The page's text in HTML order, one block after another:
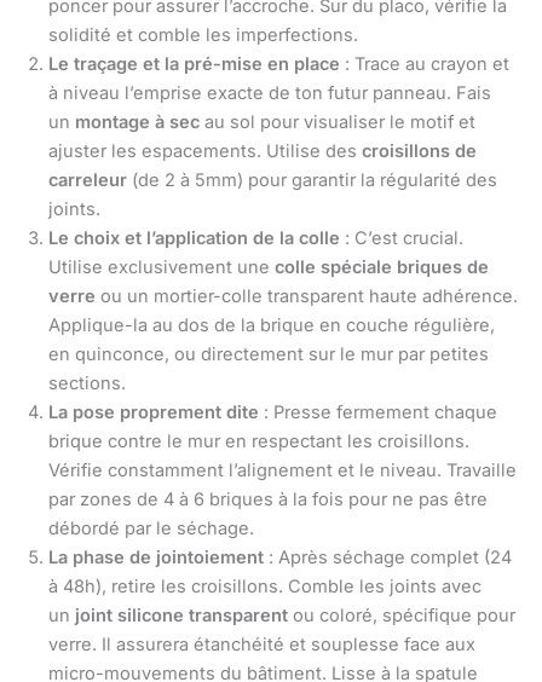
poncer pour assurer l’accroche. Sur du placo, vérifie la
solidité et comble les imperfections.
Le traçage et la pré-mise en place : Trace au crayon et
à niveau l’emprise exacte de ton futur panneau. Fais
un montage à sec au sol pour visualiser le motif et
ajuster les espacements. Utilise des croisillons de
carreleur (de 2 à 5mm) pour garantir la régularité des
joints.
Le choix et l’application de la colle : C’est crucial.
Utilise exclusivement une colle spéciale briques de
verre ou un mortier-colle transparent haute adhérence.
Applique-la au dos de la brique en couche régulière,
en quinconce, ou directement sur le mur par petites
sections.
La pose proprement dite : Presse fermement chaque
brique contre le mur en respectant les croisillons.
Vérifie constamment l’alignement et le niveau. Travaille
par zones de 4 à 6 briques à la fois pour ne pas être
débordé par le séchage.
La phase de jointoiement : Après séchage complet (24
à 48h), retire les croisillons. Comble les joints avec
un joint silicone transparent ou coloré, spécifique pour
verre. Il assurera étanchéité et souplesse face aux
micro-mouvements du bâtiment. Lisse à la spatule